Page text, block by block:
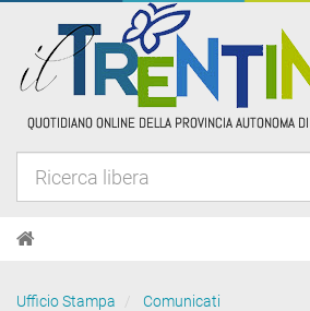
Ufficio Stampa
Comunicati